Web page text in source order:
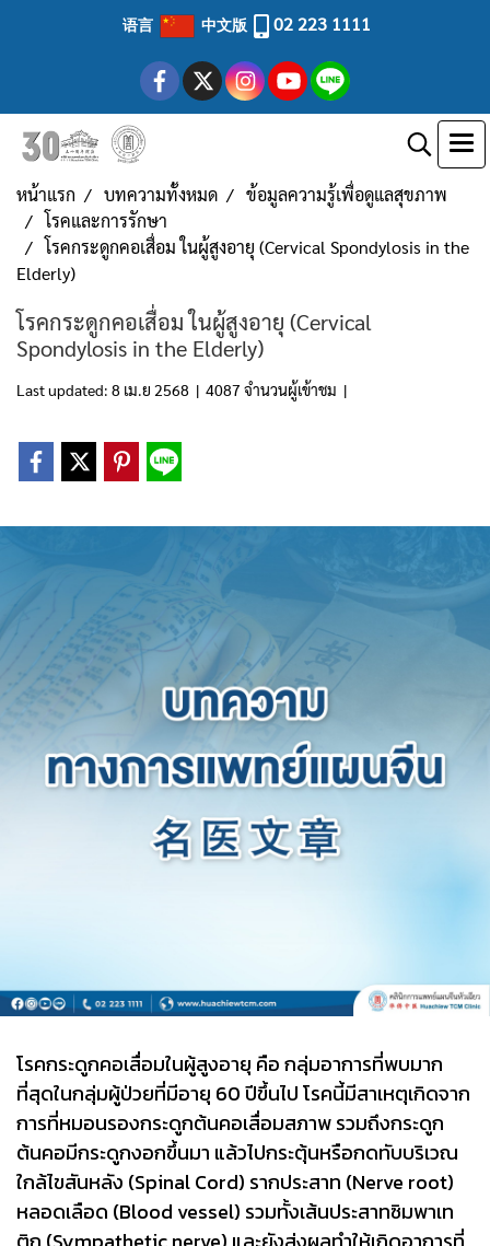
语言 中文版 02 223 1111
หน้าแรก บทความทั้งหมด
ข้อมูลความรู้เพื่อดูแลสุขภาพ
โรคและการรักษา
โรคกระดูกคอเสื่อม ในผู้สูงอายุ (Cervical Spondylosis in the
Elderly)
โรคกระดูกคอเสื่อม ในผู้สูงอายุ (Cervical
Spondylosis in the Elderly)
Last updated: 8 เม.ย 2568 | 4087 จำนวนผู้เข้าชม |
โรคกระดูกคอเสื่อมในผู้สูงอายุ คือ กลุ่มอาการที่พบมาก
ที่สุดในกลุ่มผู้ป่วยที่มีอายุ 60 ปีขึ้นไป โรคนี้มีสาเหตุเกิดจาก
การที่หมอนรองกระดูกต้นคอเสื่อมสภาพ รวมถึงกระดูก
ต้นคอมีกระดูกงอกขึ้นมา แล้วไปกระตุ้นหรือกดทับบริเวณ
ใกล้ไขสันหลัง (Spinal Cord) รากประสาท (Nerve root)
หลอดเลือด (Blood vessel) รวมทั้งเส้นประสาทซิมพาเท